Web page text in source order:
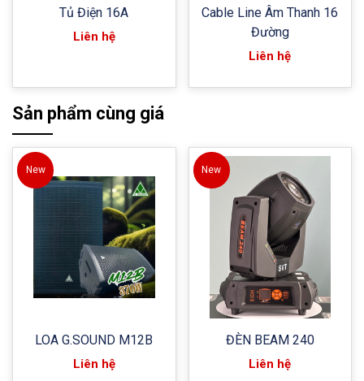
Tủ Điện 16A
Liên hệ
Cable Line Âm Thanh 16
Đường
Liên hệ
Sản phẩm cùng giá
New
LOA G.SOUND M12B
Liên hệ
New
ĐÈN BEAM 240
Liên hệ